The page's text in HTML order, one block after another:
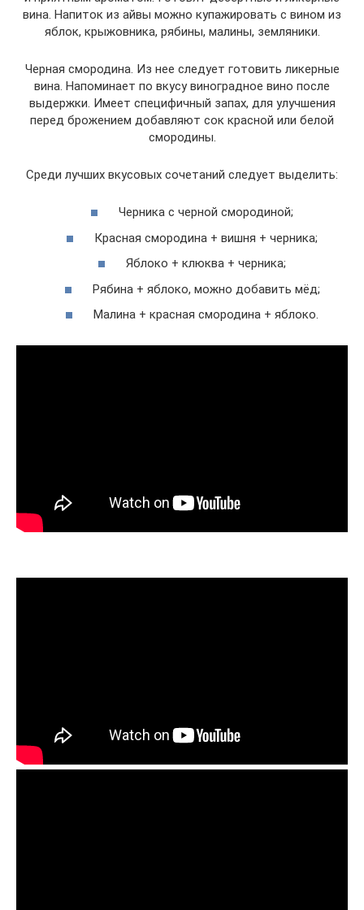
вина. Напиток из айвы можно купажировать с вином из
яблок, крыжовника, рябины, малины, земляники.
Черная смородина. Из нее следует готовить ликерные
вина. Напоминает по вкусу виноградное вино после
выдержки. Имеет специфичный запах, для улучшения
перед брожением добавляют сок красной или белой
смородины.
Среди лучших вкусовых сочетаний следует выделить:
Черника с черной смородиной;
Красная смородина + вишня + черника;
Яблоко + клюква + черника;
Рябина + яблоко, можно добавить мёд;
Малина + красная смородина + яблоко.